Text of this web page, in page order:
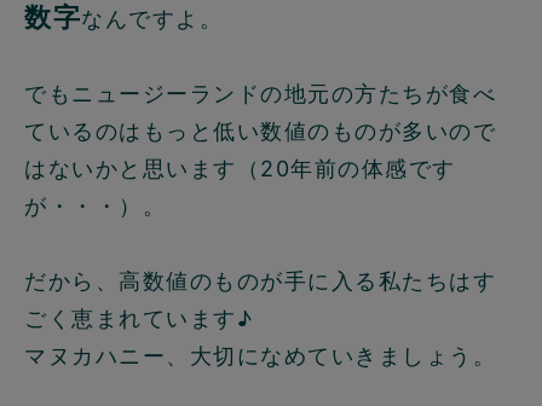
数字なんですよ。
でもニュージーランドの地元の方たちが食べ
ているのはもっと低い数値のものが多いので
はないかと思います（20年前の体感です
が・・・）。
だから、高数値のものが手に入る私たちはす
ごく恵まれています♪
マヌカハニー、大切になめていきましょう。